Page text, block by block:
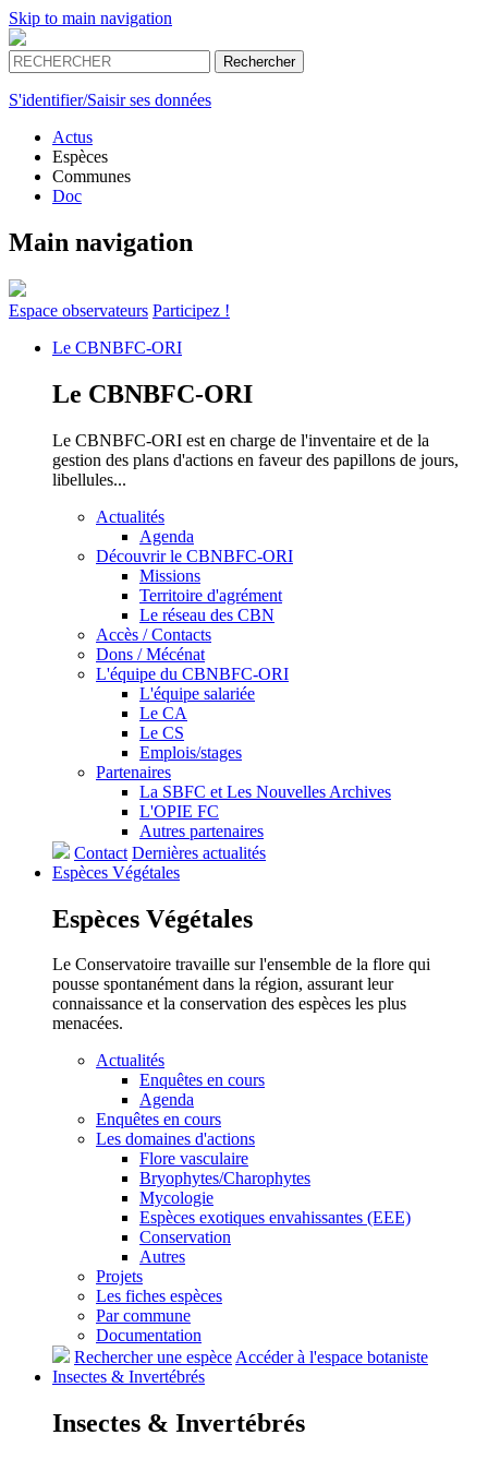
Skip to main navigation
S'identifier/Saisir ses données
Actus
Espèces
Communes
Doc
Main navigation
Espace observateurs Participez !
Le CBNBFC-ORI
Le CBNBFC-ORI
Le CBNBFC-ORI est en charge de l'inventaire et de la
gestion des plans d'actions en faveur des papillons de jours,
libellules...
Actualités
Agenda
Découvrir le CBNBFC-ORI
Missions
Territoire d'agrément
Le réseau des CBN
Accès / Contacts
Dons / Mécénat
L'équipe du CBNBFC-ORI
L'équipe salariée
Le CA
Le CS
Emplois/stages
Partenaires
La SBFC et Les Nouvelles Archives
L'OPIE FC
Autres partenaires
Contact Dernières actualités
Espèces Végétales
Espèces Végétales
Le Conservatoire travaille sur l'ensemble de la flore qui
pousse spontanément dans la région, assurant leur
connaissance et la conservation des espèces les plus
menacées.
Actualités
Enquêtes en cours
Agenda
Enquêtes en cours
Les domaines d'actions
Flore vasculaire
Bryophytes/Charophytes
Mycologie
Espèces exotiques envahissantes (EEE)
Conservation
Autres
Projets
Les fiches espèces
Par commune
Documentation
Rechercher une espèceAccéder à l'espace botaniste
Insectes & Invertébrés
Insectes & Invertébrés